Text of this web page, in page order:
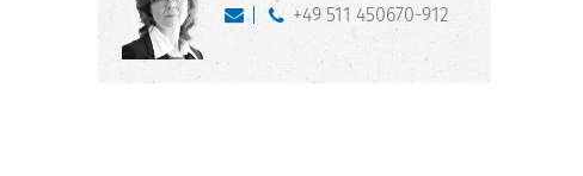
+49 511 450670-912